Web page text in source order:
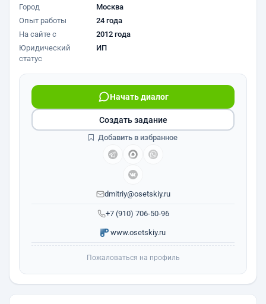
Город
Москва
Опыт работы
24 года
На сайте с
2012 года
Юридический
статус
ИП
+7 (910) 706-50-96
Начать диалог
dmitriy@osetskiy.ru
www.osetskiy.ru
Создать задание
Добавить в избранное
Пожаловаться на профиль